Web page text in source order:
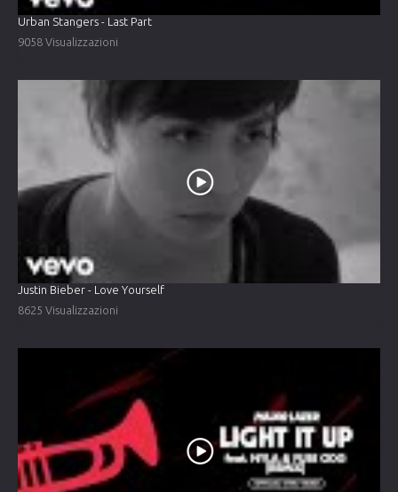
Urban Stangers - Last Part
9058 Visualizzazioni
Justin Bieber - Love Yourself
8625 Visualizzazioni